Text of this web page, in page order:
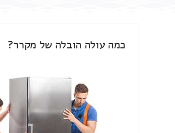
כמה עולה הובלה של מקרר?